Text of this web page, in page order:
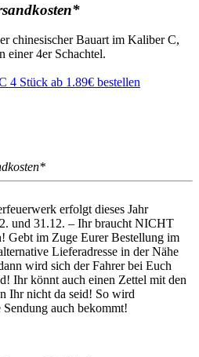
chinesischer Bauart im Kaliber C,
einer 4er Schachtel.
erfolgt dieses Jahr
und 31.12. – Ihr braucht NICHT
Gebt im Zuge Eurer Bestellung im
Lieferadresse in der Nähe
wird sich der Fahrer bei Euch
Ihr könnt auch einen Zettel mit den
Ihr nicht da seid! So wird
Sendung auch bekommt!